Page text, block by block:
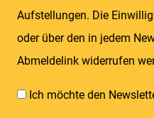
Aufstellungen. Die
oder über den in jedem
Abmeldelink widerrufen
Ich möchte den